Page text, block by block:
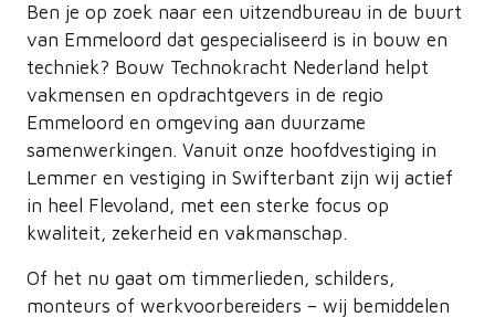
Ben je op zoek naar een uitzendbureau in de buurt
van Emmeloord dat gespecialiseerd is in bouw en
techniek? Bouw Technokracht Nederland helpt
vakmensen en opdrachtgevers in de regio
Emmeloord en omgeving aan duurzame
samenwerkingen. Vanuit onze hoofdvestiging in
Lemmer en vestiging in Swifterbant zijn wij actief
in heel Flevoland, met een sterke focus op
kwaliteit, zekerheid en vakmanschap.
Of het nu gaat om timmerlieden, schilders,
monteurs of werkvoorbereiders – wij bemiddelen